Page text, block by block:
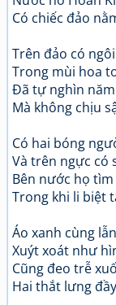
Có chiếc đảo
Trên đảo có
Trong mùi hoa
Đã tự nghìn
Mà không chịu
Có hai bóng
Và trên ngực có
Bên nước họ
Trong khi li biệt
Áo xanh cùng
Xuýt xoát như
Cũng đeo trễ
Hai thắt lưng